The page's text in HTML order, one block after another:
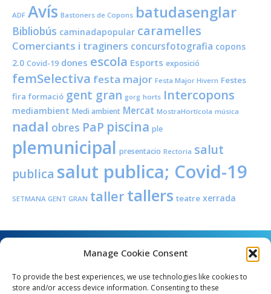
Manage Cookie Consent
To provide the best experiences, we use technologies like cookies to
store and/or access device information. Consenting to these
ADF Avís Bastoners de Copons batudasenglar
Bibliobús caminadapopular caramelles
Comerciants i traginers concursfotografia copons
2.0 Covid-19 dones escola Esports exposició
femSelectiva festa major Festa Major Hivern Festes
fira formació gent gran gorg horts Intercopons
mediambient Medi ambient Mercat MostraHortícola música
nadal obres PaP piscina ple
plemunicipal presentacio Rectoria salut
publica salut publica; Covid-19
SETMANA GENT GRAN taller tallers teatre xerrada